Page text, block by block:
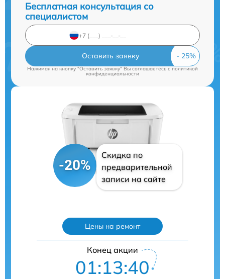
Бесплатная консультация со
специалистом
Оставить заявку
Нажимая на кнопку "Оставить заявку" Вы соглашаетесь cполитикой
конфиденциальности
-20%
Скидка по
предварительной
записи на сайте
Цены на ремонт
Конец акции
01:13:39